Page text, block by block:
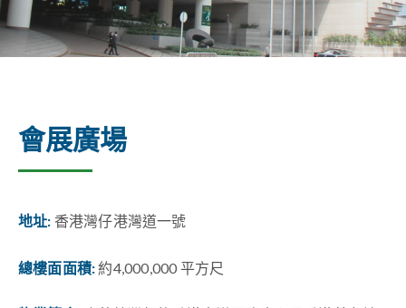
會展廣場
地址: 香港灣仔港灣道一號
總樓面面積:約4,000,000 平方尺